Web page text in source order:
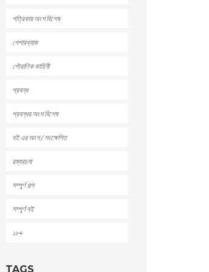
পত্রিকার অংশ বিশেষ
পেপারব্যাক
পৌরাণিক কাহিনী
প্রবন্ধ
প্রবন্ধর অংশ বিশেষ
বই এর অংশ / সংক্ষেপিত
রম্যরচনা
সম্পুর্ণ গল্প
সম্পুর্ণ বই
১৮+
TAGS